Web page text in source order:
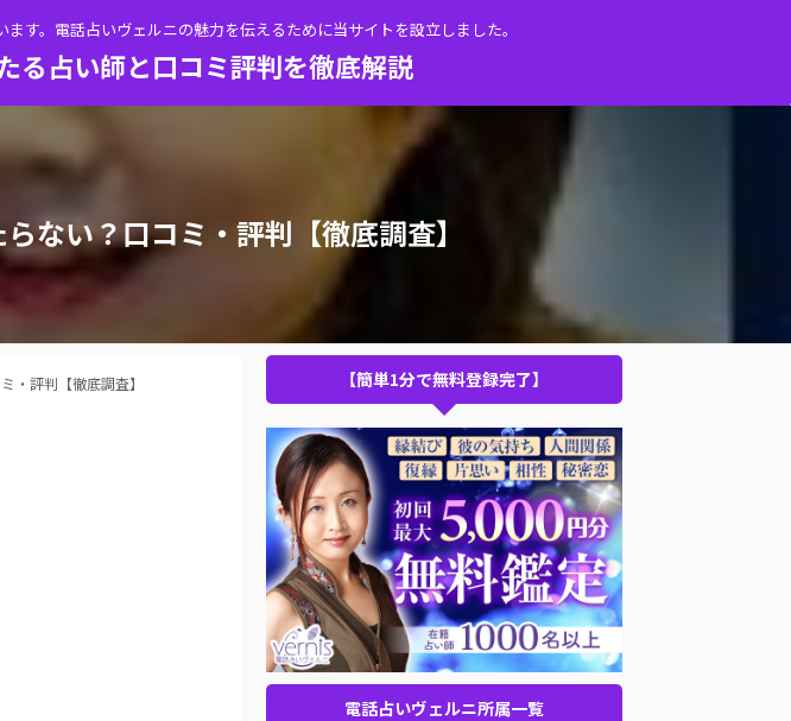
す。電話占いヴェルニの魅力を伝えるために当サイトを設立しました。
る占い師と口コミ評判を徹底解説
ない？口コミ・評判【徹底調査】
・評判【徹底調査】 【簡単1分で無料登録完了】
電話占いヴェルニ所属一覧